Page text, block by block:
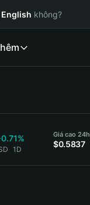
English không?
1D
Giá cao 24h
$0.5837